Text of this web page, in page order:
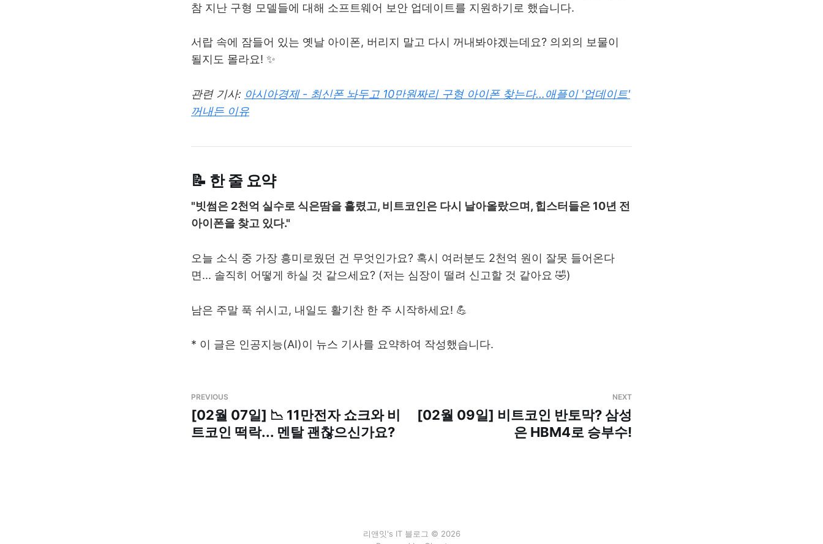
참 지난 구형 모델들에 대해 소프트웨어 보안 업데이트를 지원하기로 했습니다.
서랍 속에 잠들어 있는 옛날 아이폰, 버리지 말고 다시 꺼내봐야겠는데요? 의외의 보물이
될지도 몰라요! ✨
관련 기사: 아시아경제 - 최신폰 놔두고 10만원짜리 구형 아이폰 찾는다…애플이 '업데이트'
꺼내든 이유
📝 한 줄 요약
"빗썸은 2천억 실수로 식은땀을 흘렸고, 비트코인은 다시 날아올랐으며, 힙스터들은 10년 전
아이폰을 찾고 있다."
오늘 소식 중 가장 흥미로웠던 건 무엇인가요? 혹시 여러분도 2천억 원이 잘못 들어온다
면... 솔직히 어떻게 하실 것 같으세요? (저는 심장이 떨려 신고할 것 같아요 🤣)
남은 주말 푹 쉬시고, 내일도 활기찬 한 주 시작하세요! 💪
* 이 글은 인공지능(AI)이 뉴스 기사를 요약하여 작성했습니다.
PREVIOUS
[02월 07일] 📉 11만전자 쇼크와 비
트코인 떡락... 멘탈 괜찮으신가요?
NEXT
[02월 09일] 비트코인 반토막? 삼성
은 HBM4로 승부수!
리앤잇's IT 블로그 © 2026